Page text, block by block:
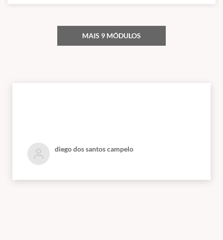
MAIS 9 MÓDULOS
diego dos santos campelo